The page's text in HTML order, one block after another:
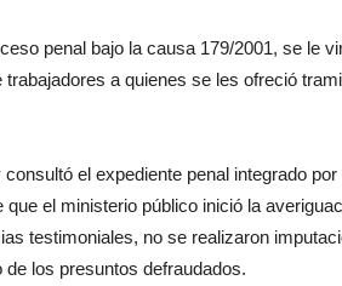
penal bajo la causa 179/2001, se le
a quienes se les ofreció
el expediente penal integrado
el ministerio público inició la
testimoniales, no se realizaron
los presuntos defraudados.